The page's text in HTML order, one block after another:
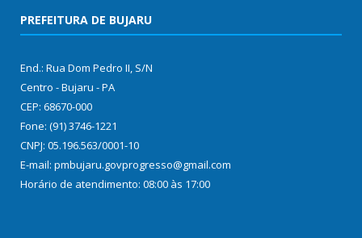
PREFEITURA DE BUJARU
End.: Rua Dom Pedro II, S/N
Centro - Bujaru - PA
CEP: 68670-000
Fone: (91) 3746-1221
CNPJ: 05.196.563/0001-10
E-mail: pmbujaru.govprogresso@gmail.com
Horário de atendimento: 08:00 às 17:00